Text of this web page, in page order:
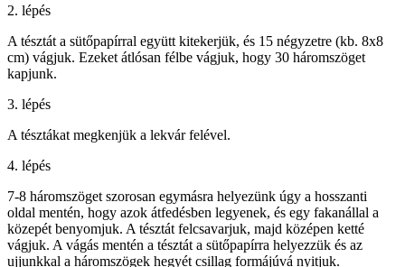
2. lépés
A tésztát a sütőpapírral együtt kitekerjük, és 15 négyzetre (kb. 8x8
cm) vágjuk. Ezeket átlósan félbe vágjuk, hogy 30 háromszöget
kapjunk.
3. lépés
A tésztákat megkenjük a lekvár felével.
4. lépés
7-8 háromszöget szorosan egymásra helyezünk úgy a hosszanti
oldal mentén, hogy azok átfedésben legyenek, és egy fakanállal a
közepét benyomjuk. A tésztát felcsavarjuk, majd középen ketté
vágjuk. A vágás mentén a tésztát a sütőpapírra helyezzük és az
ujjunkkal a háromszögek hegyét csillag formájúvá nyitjuk.